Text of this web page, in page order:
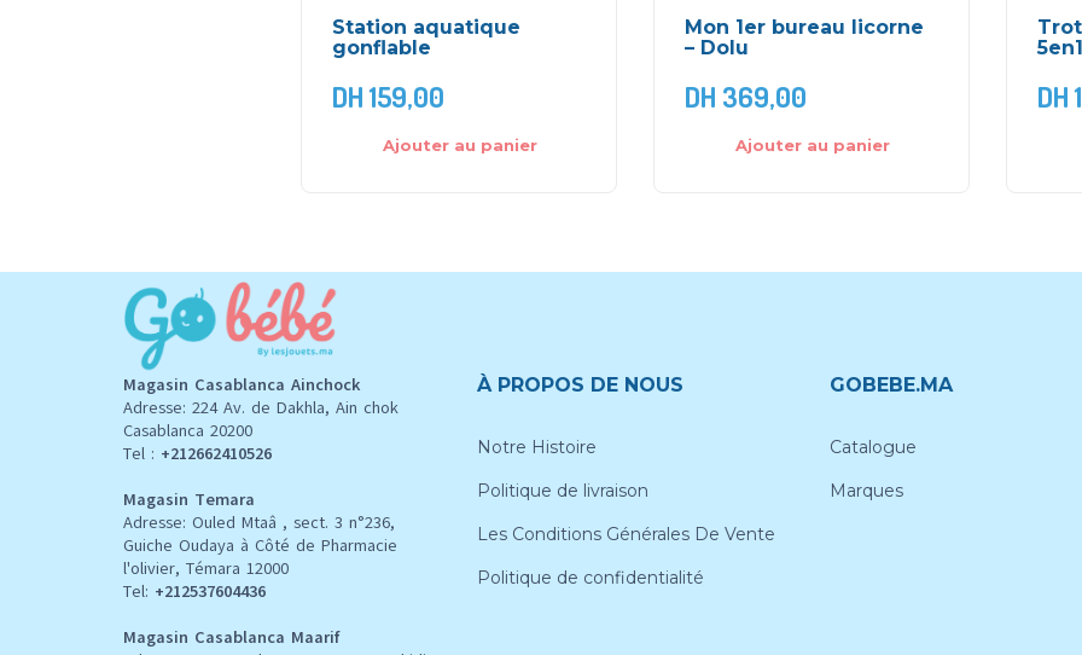
Station aquatique
gonflable
DH159,00
Ajouter au panier
Mon 1er bureau licorne
– Dolu
DH 369,00
Ajouter au panier
DH
Magasin Casablanca Ainchock
Adresse: 224 Av. de Dakhla, Ain chok
Casablanca 20200
Tel : +212662410526
Magasin Temara
Adresse: Ouled Mtaâ , sect. 3 n°236,
Guiche Oudaya à Côté de Pharmacie
l'olivier, Témara 12000
Tel: +212537604436
Magasin Casablanca Maarif
À PROPOS DE NOUS
Notre Histoire
Politique de livraison
Les Conditions Générales De Vente
Politique de confidentialité
GOBEBE.MA
Catalogue
Marques